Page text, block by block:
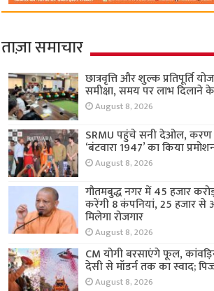
ताज़ा समाचार
छात्रवृत्ति और शुल्क प्रतिपूर्ति
समीक्षा, समय पर लाभ दिलाने
August 8, 2026
SRMU पहुंचे सनी देओल, करण
‘बंटवारा 1947’ का किया
August 8, 2026
गौतमबुद्ध नगर में 45 हजार
करेंगी 8 कंपनियां, 25 हजार
मिलेगा रोजगार
August 8, 2026
CM योगी बरसाएंगे फूल,
देसी से मॉडर्न तक का स्वाद;
August 8, 2026